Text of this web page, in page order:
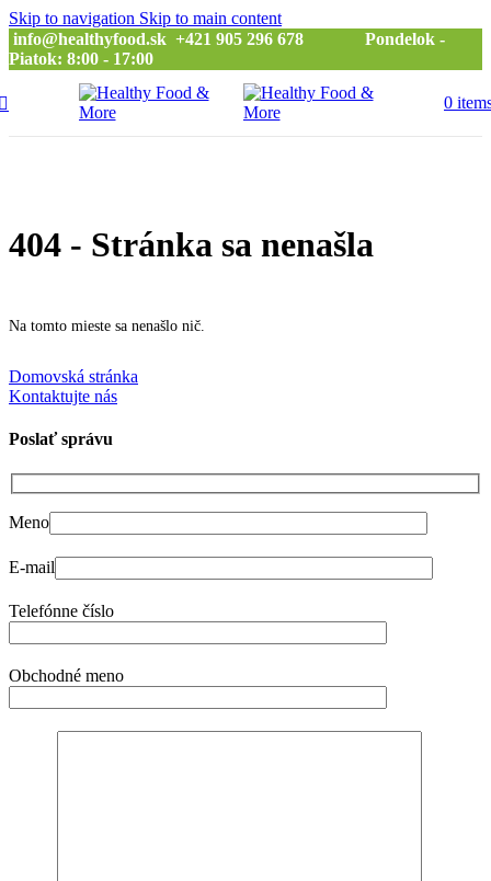
Skip to navigation Skip to main content
info@healthyfood.sk +421 905 296 678 Pondelok -
Piatok: 8:00 - 17:00
0
404 - Stránka sa nenašla
Na tomto mieste sa nenašlo nič.
Domovská stránka
Kontaktujte nás
Poslať správu
Meno
E-mail
Telefónne číslo
Obchodné meno